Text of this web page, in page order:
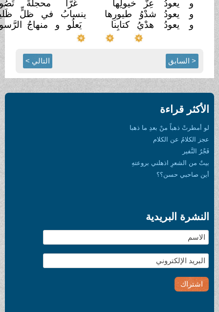
و يعودُ عِزُّ خيولِها
و يعودُ شدْوُ طيورِها
و يعودُ هدْيُ كتابِنا
غُرّاً محجلةً تَصُول
ينسابُ في ظلٍّ ظَليل
يَعلُو و منهاجُ الرَّسول
< السابق التالي >
الأكثر قراءة
لو أمطرتْ ذهباً منْ بعدِ ما ذهبا
عجز الكلامُ عن الكلام
فَجْرُ النَّفير
بيتٌ من الشعرِ اذهلني بروعتهِ
أين صاحبي حسن؟؟
النشرة البريدية